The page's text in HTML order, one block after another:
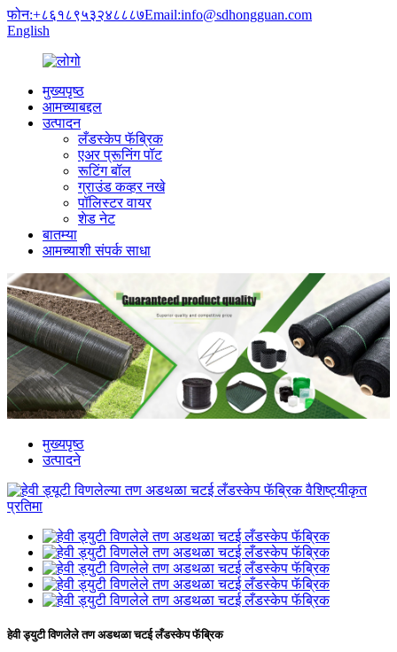
फोन:+८६१८९५३२४८८८७Email:info@sdhongguan.com
English
मुख्यपृष्ठ
आमच्याबद्दल
उत्पादन
लँडस्केप फॅब्रिक
एअर प्रूनिंग पॉट
रूटिंग बॉल
ग्राउंड कव्हर नखे
पॉलिस्टर वायर
शेड नेट
बातम्या
आमच्याशी संपर्क साधा
मुख्यपृष्ठ
उत्पादने
हेवी ड्युटी विणलेले तण अडथळा चटई लँडस्केप फॅब्रिक